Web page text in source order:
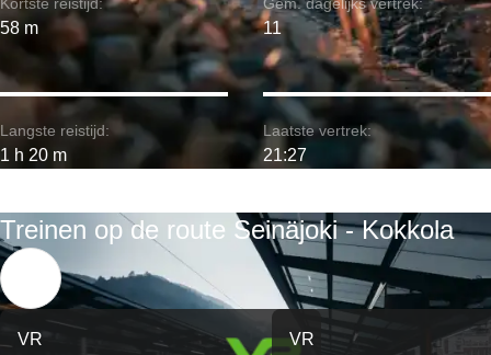
58 m
Langste reistijd:
1 h 20 m
11
Laatste vertrek:
21:27
Treinen op de route Seinäjoki - Kokkola
VR VR